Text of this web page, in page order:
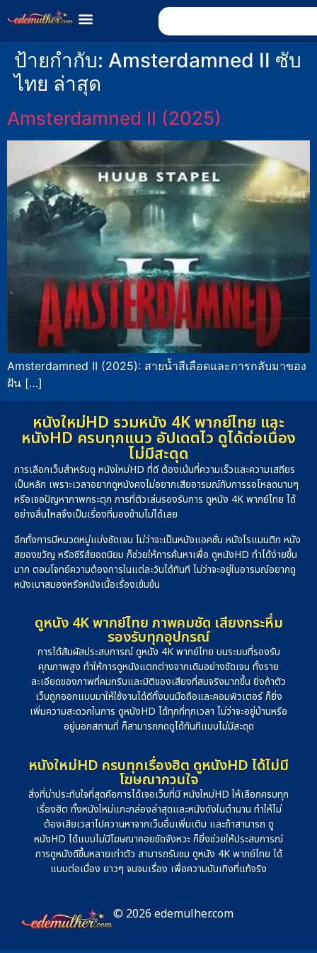
ป้ายกำกับ: Amsterdamned II ซับ
ไทย ล่าสุด
Amsterdamned II (2025)
Amsterdamned II (2025): สายน้ำสีเลือดและการกลับมาของ
ฝัน […]
หนังใหม่HD รวมหนัง 4K พากย์ไทย และ
หนังHD ครบทุกแนว อัปเดตไว ดูได้ต่อเนื่อง
ไม่มีสะดุด
การเลือกเว็บสำหรับดู หนังใหม่HD ที่ดี ต้องเน้นที่ความเร็วและความเสถียร
เป็นหลัก เพราะเวลาอยากดูหนังคงไม่อยากเสียอารมณ์กับการรอโหลดนานๆ
หรือเจอปัญหาภาพกระตุก การที่ตัวเล่นรองรับการ ดูหนัง 4K พากย์ไทย ได้
อย่างลื่นไหลจึงเป็นเรื่องที่มองข้ามไม่ได้เลย
อีกทั้งการมีหมวดหมู่แบ่งชัดเจน ไม่ว่าจะเป็นหนังแอคชั่น หนังโรแมนติก หนัง
สยองขวัญ หรือซีรีส์ยอดนิยม ก็ช่วยให้การค้นหาเพื่อ ดูหนังHD ทำได้ง่ายขึ้น
มาก ตอบโจทย์ความต้องการในแต่ละวันได้ทันที ไม่ว่าจะอยู่ในอารมณ์อยากดู
หนังเบาสมองหรือหนังเนื้อเรื่องเข้มข้น
ดูหนัง 4K พากย์ไทย ภาพคมชัด เสียงกระหึ่ม
รองรับทุกอุปกรณ์
การได้สัมผัสประสบการณ์ ดูหนัง 4K พากย์ไทย บนระบบที่รองรับ
คุณภาพสูง ทำให้การดูหนังแตกต่างจากเดิมอย่างชัดเจน ทั้งราย
ละเอียดของภาพที่คมกริบและมิติของเสียงที่สมจริงมากขึ้น ยิ่งถ้าตัว
เว็บถูกออกแบบมาให้ใช้งานได้ดีทั้งบนมือถือและคอมพิวเตอร์ ก็ยิ่ง
เพิ่มความสะดวกในการ ดูหนังHD ได้ทุกที่ทุกเวลา ไม่ว่าจะอยู่บ้านหรือ
อยู่นอกสถานที่ ก็สามารถกดดูได้ทันทีแบบไม่มีสะดุด
หนังใหม่HD ครบทุกเรื่องฮิต ดูหนังHD ได้ไม่มี
โฆษณากวนใจ
สิ่งที่น่าประทับใจที่สุดคือการได้เจอเว็บที่มี หนังใหม่HD ให้เลือกครบทุก
เรื่องฮิต ทั้งหนังใหม่แกะกล่องล่าสุดและหนังดังในตำนาน ทำให้ไม่
ต้องเสียเวลาไปควานหาจากเว็บอื่นเพิ่มเติม และถ้าสามารถ ดู
หนังHD ได้แบบไม่มีโฆษณาคอยขัดจังหวะ ก็ยิ่งช่วยให้ประสบการณ์
การดูหนังดีขึ้นหลายเท่าตัว สามารถรับชม ดูหนัง 4K พากย์ไทย ได้
แบบต่อเนื่อง ยาวๆ จนจบเรื่อง เพื่อความบันเทิงที่แท้จริง
© 2026 edemulher.com